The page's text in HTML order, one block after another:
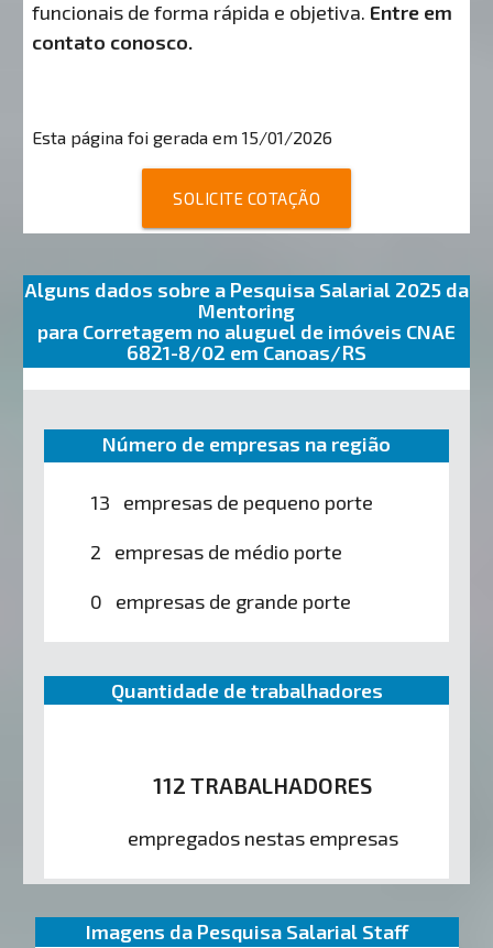
funcionais de forma rápida e objetiva. Entre em
contato conosco.
Esta página foi gerada em 15/01/2026
SOLICITE COTAÇÃO
Alguns dados sobre a Pesquisa Salarial 2025 da
Mentoring
para Corretagem no aluguel de imóveis CNAE
6821-8/02 em Canoas/RS
Número de empresas na região
13 empresas de pequeno porte
2 empresas de médio porte
0 empresas de grande porte
Quantidade de trabalhadores
112 TRABALHADORES
empregados nestas empresas
Imagens da Pesquisa Salarial Staff